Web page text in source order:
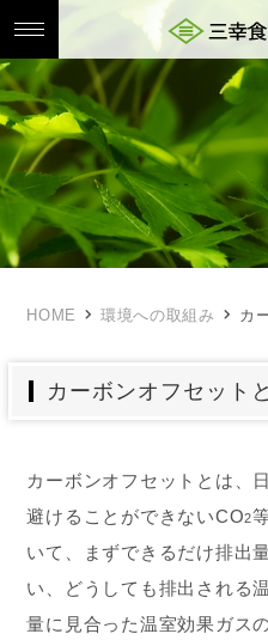
三幸食品株式会社 食
HOME 環境への取組み カ
カーボンオフセット
カーボンオフセットとは、
避けることができないCO2
いて、まずできるだけ排出
い、どうしても排出される
量に見合った温室効果ガス